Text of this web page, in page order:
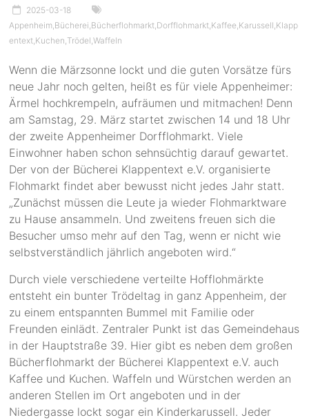
2025-03-18
Appenheim Bücherei Bücherflohmarkt Dorfflohmarkt Kaffee Karussell Klapp
entext Kuchen Trödel ,Waffeln
Wenn die Märzsonne lockt und die guten Vorsätze fürs
neue Jahr noch gelten, heißt es für viele Appenheimer:
Ärmel hochkrempeln, aufräumen und mitmachen! Denn
am Samstag, 29. März startet zwischen 14 und 18 Uhr
der zweite Appenheimer Dorfflohmarkt. Viele
Einwohner haben schon sehnsüchtig darauf gewartet.
Der von der Bücherei Klappentext e.V. organisierte
Flohmarkt findet aber bewusst nicht jedes Jahr statt.
„Zunächst müssen die Leute ja wieder Flohmarktware
zu Hause ansammeln. Und zweitens freuen sich die
Besucher umso mehr auf den Tag, wenn er nicht wie
selbstverständlich jährlich angeboten wird.“
Durch viele verschiedene verteilte Hofflohmärkte
entsteht ein bunter Trödeltag in ganz Appenheim, der
zu einem entspannten Bummel mit Familie oder
Freunden einlädt. Zentraler Punkt ist das Gemeindehaus
in der Hauptstraße 39. Hier gibt es neben dem großen
Bücherflohmarkt der Bücherei Klappentext e.V. auch
Kaffee und Kuchen. Waffeln und Würstchen werden an
anderen Stellen im Ort angeboten und in der
Niedergasse lockt sogar ein Kinderkarussell. Jeder